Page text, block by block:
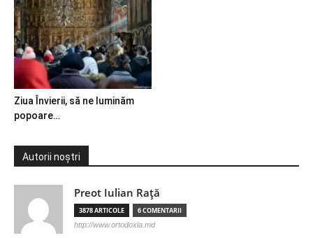
Ziua Învierii, să ne luminăm
popoare…
Autorii noștri
Preot Iulian Raţă
3878 ARTICOLE 6 COMENTARII
http://www.ortodoxia.md